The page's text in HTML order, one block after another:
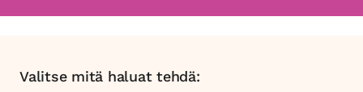
Valitse mitä haluat tehdä: